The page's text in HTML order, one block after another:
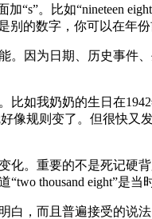
“s”。比如“nineteen
的数字，你可以在年份
。因为日期、历史事件
如我奶奶的生日在1942
像规则变了。但很快
化。重要的不是死记硬
thousand eight”是
，而且普遍接受的说法